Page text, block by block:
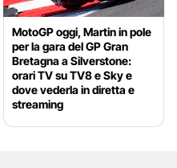
MotoGP oggi, Martin in pole
per la gara del GP Gran
Bretagna a Silverstone:
orari TV su TV8 e Sky e
dove vederla in diretta e
streaming